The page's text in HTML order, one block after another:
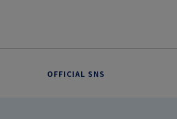
OFFICIAL SNS